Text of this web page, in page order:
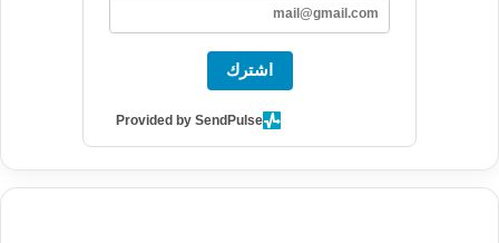
اشترك
Provided by SendPulse